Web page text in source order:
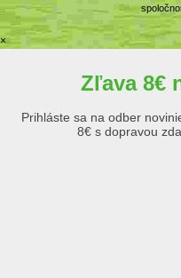
×
Zľava 8€
Prihláste sa na odber
8€ s dopravou